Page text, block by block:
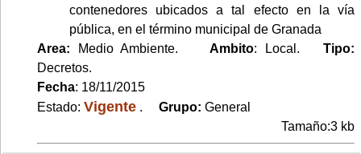
contenedores ubicados a tal efecto en la vía
pública, en el término municipal de Granada
Area: Medio Ambiente.Ambito: Local.Tipo:
Decretos.
Fecha: 18/11/2015
Estado: Vigente . Grupo: General
Tamaño:3 kb